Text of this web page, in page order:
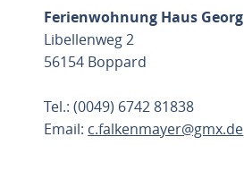
Ferienwohnung Haus Georg
Libellenweg 2
56154 Boppard
Tel.: (0049) 6742 81838
Email: c.falkenmayer@gmx.de